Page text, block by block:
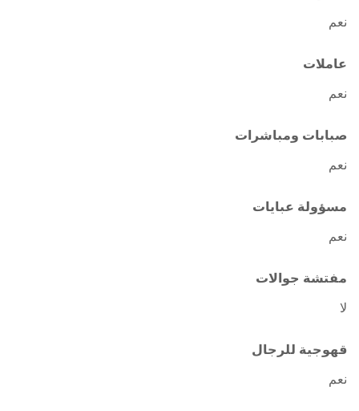
نعم
عاملات
نعم
صبابات ومباشرات
نعم
مسؤولة عبايات
نعم
مفتشة جوالات
لا
قهوجية للرجال
نعم